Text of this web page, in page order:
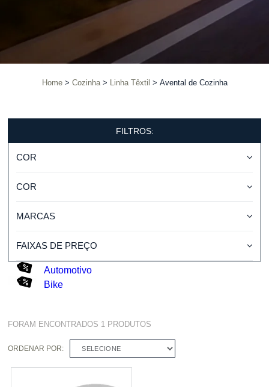
Home Cozinha Linha Têxtil Avental de Cozinha
FILTROS:
COR
COR
MARCAS
FAIXAS DE PREÇO
Automotivo
Bike
FORAM ENCONTRADOS 1 PRODUTOS
ORDENAR POR: SELECIONE